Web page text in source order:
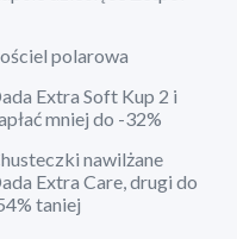
polarowa
Extra Soft Kup 2 i
mniej do -32%
nawilżane
Extra Care, drugi do
taniej